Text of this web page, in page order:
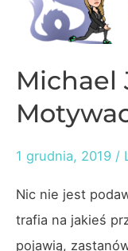
Michael
1 grudnia, 2019 /
Nic nie jest
trafia na jakieś
pojawią,